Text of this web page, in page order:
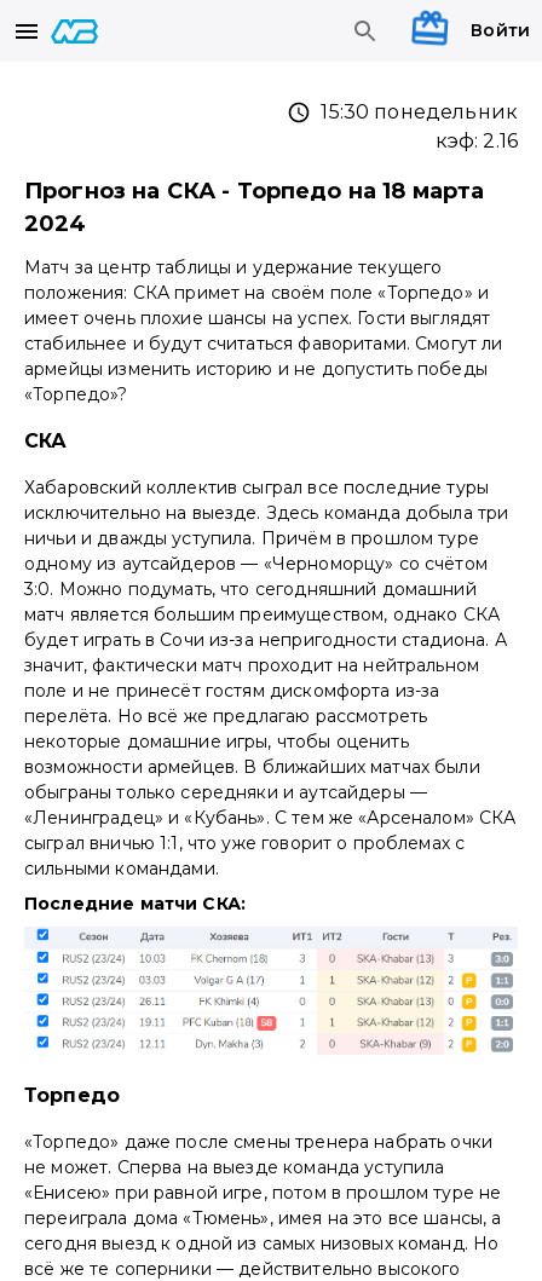
Войти
15:30 понедельник
кэф:2.16
Прогноз на СКА - Торпедо на 18 марта
2024
Матч за центр таблицы и удержание текущего
положения: СКА примет на своём поле «Торпедо» и
имеет очень плохие шансы на успех. Гости выглядят
стабильнее и будут считаться фаворитами. Смогут ли
армейцы изменить историю и не допустить победы
«Торпедо»?
СКА
Хабаровский коллектив сыграл все последние туры
исключительно на выезде. Здесь команда добыла три
ничьи и дважды уступила. Причём в прошлом туре
одному из аутсайдеров — «Черноморцу» со счётом
3:0. Можно подумать, что сегодняшний домашний
матч является большим преимуществом, однако СКА
будет играть в Сочи из-за непригодности стадиона. А
значит, фактически матч проходит на нейтральном
поле и не принесёт гостям дискомфорта из-за
перелёта. Но всё же предлагаю рассмотреть
некоторые домашние игры, чтобы оценить
возможности армейцев. В ближайших матчах были
обыграны только середняки и аутсайдеры —
«Ленинградец» и «Кубань». С тем же «Арсеналом» СКА
сыграл вничью 1:1, что уже говорит о проблемах с
сильными командами.
Последние матчи СКА:
Торпедо
«Торпедо» даже после смены тренера набрать очки
не может. Сперва на выезде команда уступила
«Енисею» при равной игре, потом в прошлом туре не
переиграла дома «Тюмень», имея на это все шансы, а
сегодня выезд к одной из самых низовых команд. Но
всё же те соперники — действительно высокого